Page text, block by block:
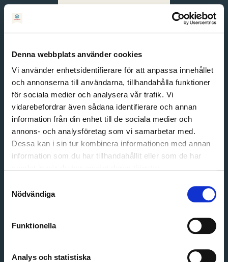
Denna webbplats använder cookies
Vi använder enhetsidentifierare för att anpassa innehållet
och annonserna till användarna, tillhandahålla funktioner
för sociala medier och analysera vår trafik. Vi
vidarebefordrar även sådana identifierare och annan
information från din enhet till de sociala medier och
annons- och analysföretag som vi samarbetar med.
Dessa kan i sin tur kombinera informationen med annan
information som du har tillhandahållit eller som de har
Nödvändiga
Funktionella
Analys och statistiska
English
Svenska
Email address
Customer service